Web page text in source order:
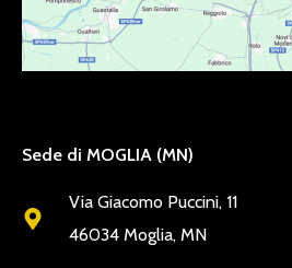
Sede di MOGLIA (MN)
Via Giacomo Puccini, 11
46034 Moglia, MN